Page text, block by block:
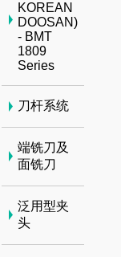
KOREAN
DOOSAN)
- BMT
1809
Series
刀杆系统
端铣刀及
面铣刀
泛用型夹
头